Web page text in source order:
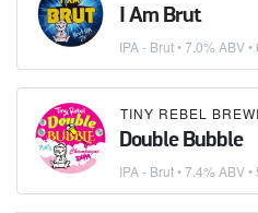
I Am Brut
IPA - Brut• 7.0% ABV •
TINY REBEL
Double Bubble
IPA - Brut• 7.4% ABV •